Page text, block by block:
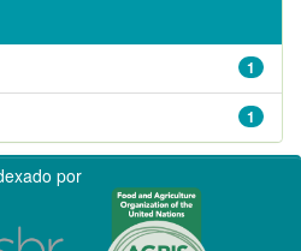
1
1
por